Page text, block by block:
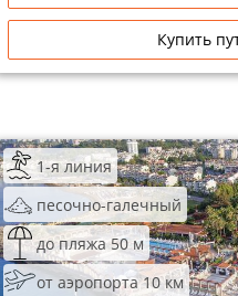
Купить
1-я линия
песочно-галечный
до пляжа 50 м
от аэропорта 10 км